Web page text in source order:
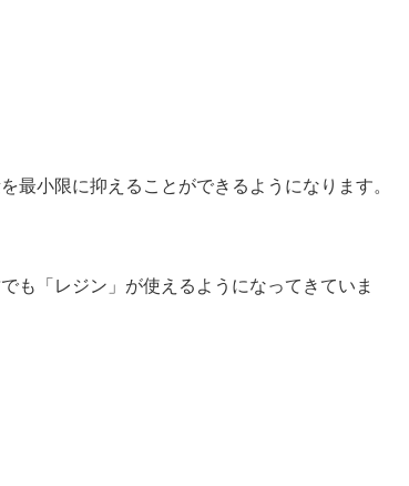
最小限に抑えることができるようになります。
も「レジン」が使えるようになってきていま